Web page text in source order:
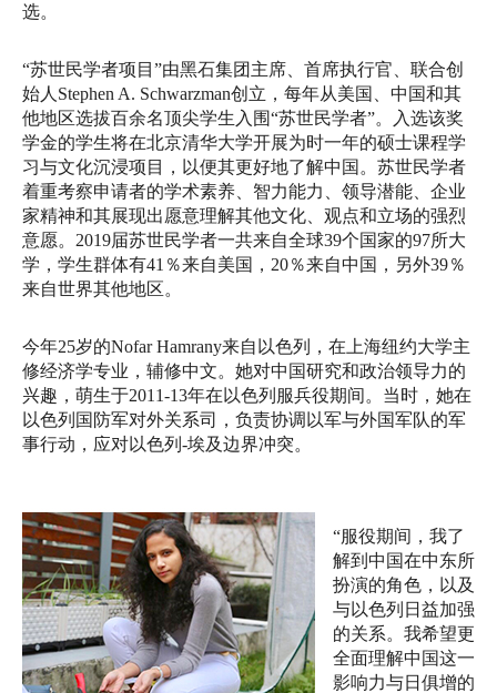
选。
“苏世民学者项目”由黑石集团主席、首席执行官、 联合创
始人Stephen A. Schwarzman创立，每年从美国、 中国和其
他地区选拔百余名顶尖学生入围“苏世民学者”。
入选该奖
学金的学生将在北京清华大学开展为时一年的硕士课程学
习与文化沉浸项目，以便其更好地了解中国。 苏世民学者
着重考察申请者的学术素养、智力能力、领导潜能、 企业
家精神和其展现出愿意理解其他文化、观点和立场的强烈
意愿。 2019届苏世民学者一共来自全球39个国家的97所大
学， 学生群体有41％来自美国，20％来自中国，另外39％
来自世界其他地区。
今年25岁的Nofar Hamrany来自以色列，在上海纽约大学主
修经济学专业， 辅修中文。她对中国研究和政治领导力的
兴趣，萌生于2011-13年在以色列服兵役期间。当时，她在
以色列国防军对外关系司， 负责协调以军与外国军队的军
事行动，应对以色列-埃及边界冲突。
“服役期间，我了
解到中国在中东所
扮演的角色， 以及
与以色列日益加强
的关系。 我希望更
全面理解中国这一
影响力与日俱增的